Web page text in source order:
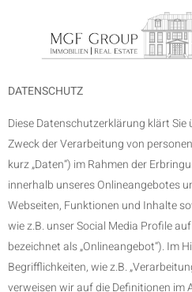
DATENSCHUTZ
Diese Datenschutzerklärung klärt
Zweck der Verarbeitung von
kurz „Daten“) im Rahmen der
innerhalb unseres Onlineangebotes
Webseiten, Funktionen und Inhalte
wie z.B. unser Social Media Profile
bezeichnet als „Onlineangebot“). Im
Begrifflichkeiten, wie z.B.
verweisen wir auf die Definitionen im